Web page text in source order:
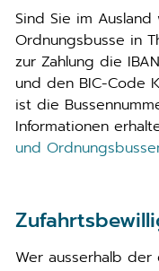
Sind Sie im
Ordnungsbusse in
zur Zahlung die
und den BIC-Code
ist die
Informationen
und
Wer ausserhalb